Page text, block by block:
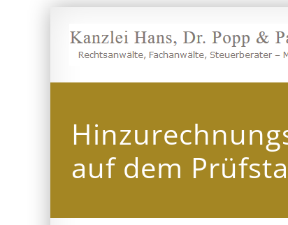
Inhalt
springen
auf dem